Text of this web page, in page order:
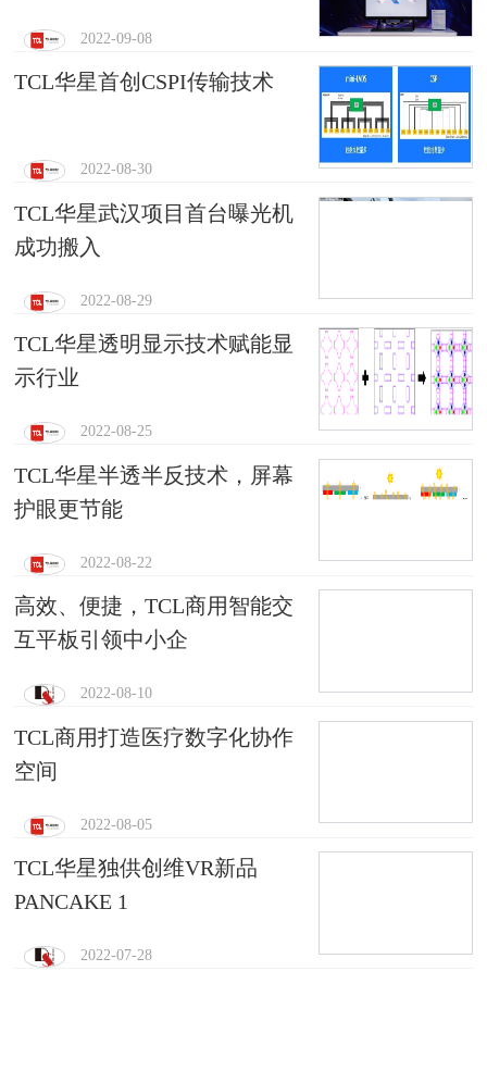
2022-09-08
TCL华星首创CSPI传输技术
2022-08-30
TCL华星武汉项目首台曝光机
成功搬入
2022-08-29
TCL华星透明显示技术赋能显
示行业
2022-08-25
TCL华星半透半反技术，屏幕
护眼更节能
2022-08-22
高效、便捷，TCL商用智能交
互平板引领中小企
2022-08-10
TCL商用打造医疗数字化协作
空间
2022-08-05
TCL华星独供创维VR新品
PANCAKE 1
2022-07-28